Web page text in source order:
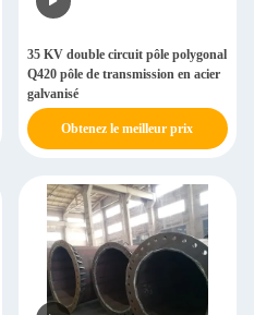
35 KV double circuit pôle polygonal
Q420 pôle de transmission en acier
galvanisé
Obtenez le meilleur prix